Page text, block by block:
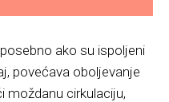
ako su ispoljeni
povećava oboljevanje
moždanu cirkulaciju,